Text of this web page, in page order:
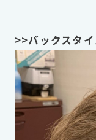
>>バックスタ